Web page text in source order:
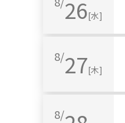
26[水]
8/27[木]
8/